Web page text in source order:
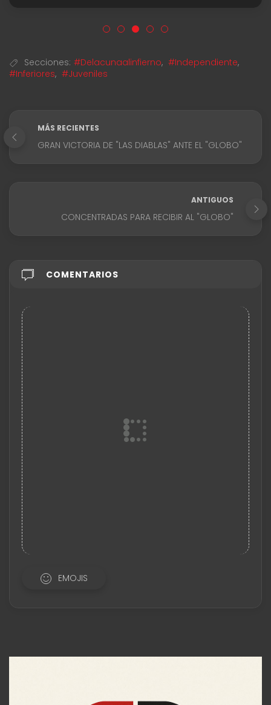
Secciones: #Delacunaalinfierno, #Independiente,
#Inferiores, #Juveniles
MÁS RECIENTES
GRAN VICTORIA DE "LAS DIABLAS" ANTE EL "GLOBO"
ANTIGUOS
CONCENTRADAS PARA RECIBIR AL "GLOBO"
COMENTARIOS
EMOJIS